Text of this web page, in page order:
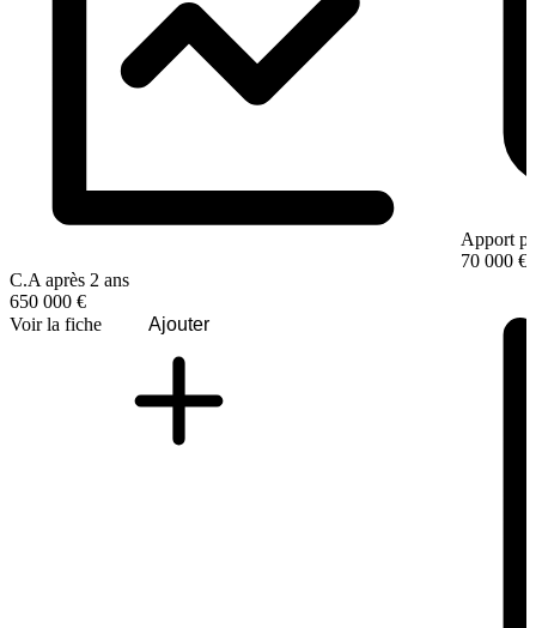
C.A après 2 ans
650 000 €
Voir la fiche
Ajouter
Apport
70 000 €